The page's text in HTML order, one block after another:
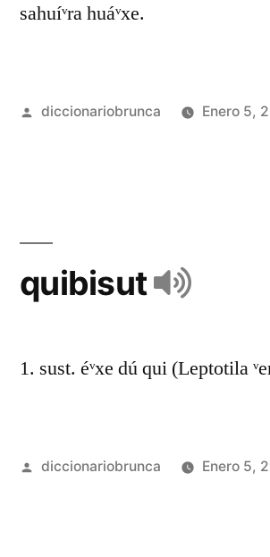
sahuíᵛra huáᵛxe.
diccionariobrunca Enero 5,
quibisut
1. sust. éᵛxe dú qui (Leptotila
diccionariobrunca Enero 5,